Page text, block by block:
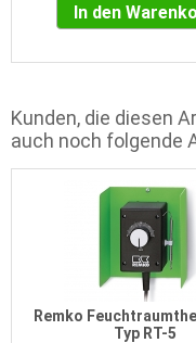
In den
Kunden, die diesen
auch noch folgende
Remko
Typ RT-5